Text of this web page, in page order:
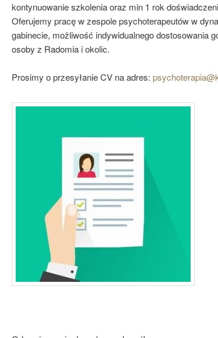
kontynuowanie szkolenia oraz min 1 rok
Oferujemy pracę w zespole psychoterapeutów w
gabinecie, możliwość indywidualnego dostosowania
osoby z Radomia i okolic.
Prosimy o przesyłanie CV na adres: